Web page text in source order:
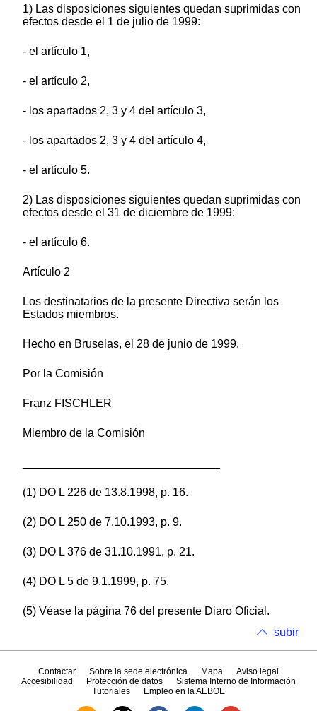
1) Las disposiciones siguientes quedan suprimidas con
efectos desde el 1 de julio de 1999:
- el artículo 1,
- el artículo 2,
- los apartados 2, 3 y 4 del artículo 3,
- los apartados 2, 3 y 4 del artículo 4,
- el artículo 5.
2) Las disposiciones siguientes quedan suprimidas con
efectos desde el 31 de diciembre de 1999:
- el artículo 6.
Artículo 2
Los destinatarios de la presente Directiva serán los
Estados miembros.
Hecho en Bruselas, el 28 de junio de 1999.
Por la Comisión
Franz FISCHLER
Miembro de la Comisión
(1) DO L 226 de 13.8.1998, p. 16.
(2) DO L 250 de 7.10.1993, p. 9.
(3) DO L 376 de 31.10.1991, p. 21.
(4) DO L 5 de 9.1.1999, p. 75.
(5) Véase la página 76 del presente Diaro Oficial.
subir
Contactar Sobre la sede electrónica Mapa
Aviso legal
Accesibilidad
Protección de datos
Sistema Interno de Información
Tutoriales
Empleo en la AEBOE